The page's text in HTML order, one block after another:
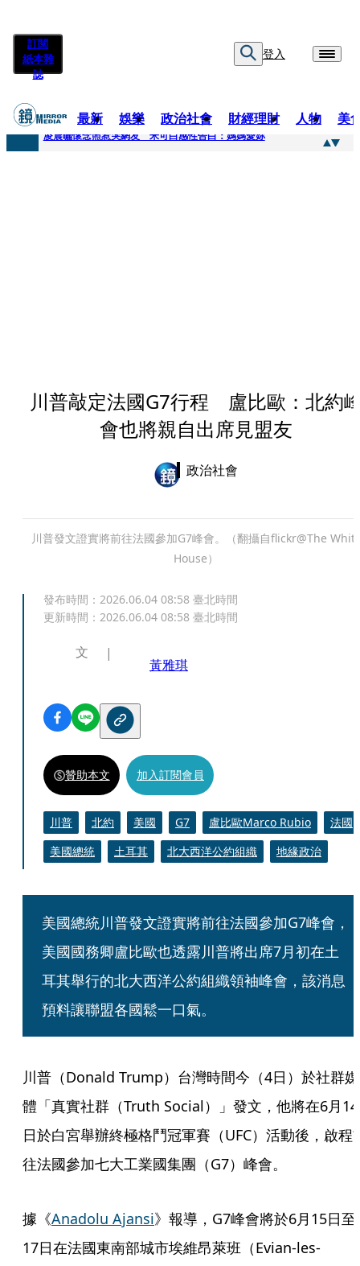
訂閱
紙本雜
誌
登入
最新 娛樂 政治社會 財經理財 人物 美
快訊
凌晨曬懷念照惹哭網友 米可白感性告白：媽媽愛妳
川普敲定法國G7行程 盧比歐：北約
會也將親自出席見盟友
政治社會
川普發文證實將前往法國參加G7峰會。（翻攝自flickr@The
House）
發布時間： 2026.06.04 08:58 臺北時間
更新時間： 2026.06.04 08:58 臺北時間
文
黃雅琪
贊助本文 加入訂閱會員
川普 北約 美國 G7 盧比歐Marco Rubio
法國
美國總統
土耳其 北大西洋公約組織 地緣政治
美國總統川普發文證實將前往法國參加G7峰會，
美國國務卿盧比歐也透露川普將出席7月初在土
耳其舉行的北大西洋公約組織領袖峰會，該消息
預料讓聯盟各國鬆一口氣。
川普（Donald Trump）台灣時間今（4日）於社群媒
體「真實社群（Truth ​Social）」發文，他將在6月14
日於白宮舉辦終極格鬥冠軍賽（UFC）活動後，啟程
往法國參加七大工業國集團（G7）峰會。
據《Anadolu Ajansi》報導，G7峰會將於6月15日至
17日在法國東南部城市埃維昂萊班（Evian-les-